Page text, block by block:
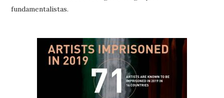
fundamentalistas.